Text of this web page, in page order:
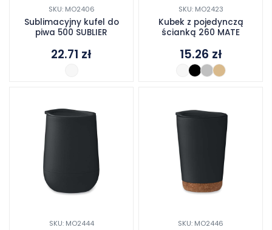
SKU: MO2406
Sublimacyjny kufel do
piwa 500 SUBLIER
22.71 zł
SKU: MO2423
Kubek z pojedynczą
ścianką 260 MATE
15.26 zł
SKU: MO2444 SKU: MO2446